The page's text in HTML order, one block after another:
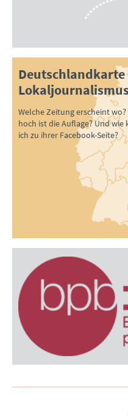
Deutschlandkarte
Welche Zeitung erscheint wo?
hoch ist die Auflage? Und wie
ich zu ihrer Facebook-Seite?